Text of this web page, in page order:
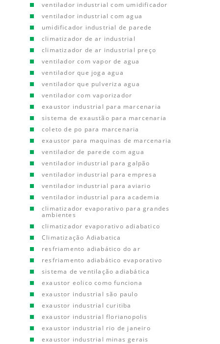
ventilador industrial com umidificador
ventilador industrial com agua
umidificador industrial de parede
climatizador de ar industrial
climatizador de ar industrial preço
ventilador com vapor de agua
ventilador que joga agua
ventilador que pulveriza agua
ventilador com vaporizador
exaustor industrial para marcenaria
sistema de exaustão para marcenaria
coleto de po para marcenaria
exaustor para maquinas de marcenaria
ventilador de parede com agua
ventilador industrial para galpão
ventilador industrial para empresa
ventilador industrial para aviario
ventilador industrial para academia
climatizador evaporativo para grandes
ambientes
climatizador evaporativo adiabatico
Climatização Adiabatica
resfriamento adiabático do ar
resfriamento adiabático evaporativo
sistema de ventilação adiabática
exaustor eolico como funciona
exaustor industrial são paulo
exaustor industrial curitiba
exaustor industrial florianopolis
exaustor industrial rio de janeiro
exaustor industrial minas gerais